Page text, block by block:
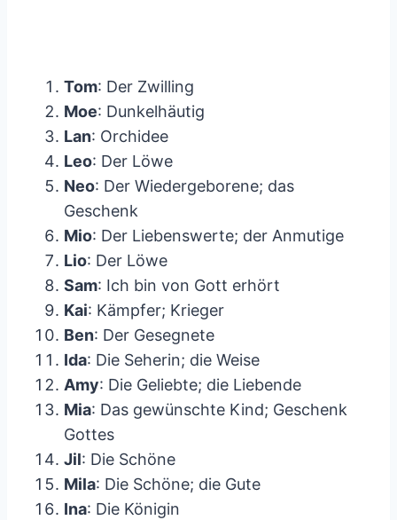
Tom: Der Zwilling
Moe: Dunkelhäutig
Lan: Orchidee
Leo: Der Löwe
Neo: Der Wiedergeborene; das
Geschenk
Mio: Der Liebenswerte; der Anmutige
Lio: Der Löwe
Sam: Ich bin von Gott erhört
Kai: Kämpfer; Krieger
Ben: Der Gesegnete
Ida: Die Seherin; die Weise
Amy: Die Geliebte; die Liebende
Mia: Das gewünschte Kind; Geschenk
Gottes
Jil: Die Schöne
Mila: Die Schöne; die Gute
Ina: Die Königin